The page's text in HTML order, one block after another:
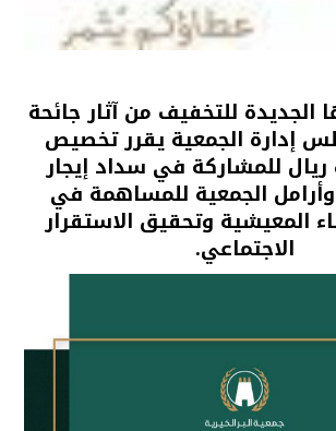
الجديدة للتخفيف من آثار جائحة
إدارة الجمعية يقرر تخصيص
٨٠ الف ريال للمشاركة في سداد إيجار
وأرامل الجمعية للمساهمة في
المعيشية وتحقيق الاستقرار
الاجتماعي.